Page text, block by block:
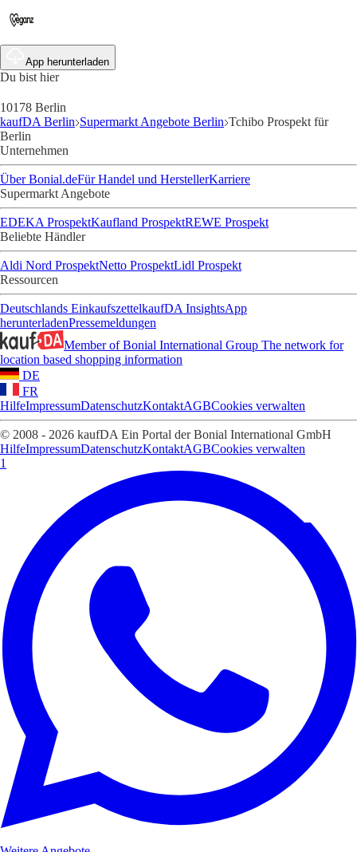
App herunterladen
Du bist hier
10178 Berlin
kaufDA Berlin Supermarkt Angebote Berlin Tchibo Prospekt für
Berlin
Unternehmen
Über Bonial.deFür Handel und HerstellerKarriere
Supermarkt Angebote
EDEKA ProspektKaufland ProspektREWE Prospekt
Beliebte Händler
Aldi Nord ProspektNetto ProspektLidl Prospekt
Ressourcen
Deutschlands EinkaufszettelkaufDA InsightsApp
herunterladenPressemeldungen
Member of Bonial International Group The network for
location based shopping information
DE
FR
HilfeImpressumDatenschutzKontaktAGBCookies verwalten
© 2008 - 2026 kaufDA Ein Portal der Bonial International GmbH
HilfeImpressumDatenschutzKontaktAGBCookies verwalten
1